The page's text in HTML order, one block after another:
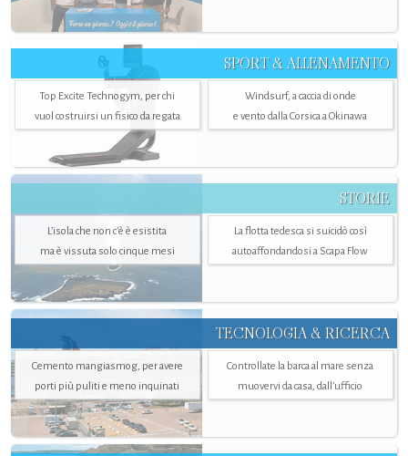
SPORT & ALLENAMENTO
Top Excite Technogym, per chi
vuol costruirsi un fisico da regata
Windsurf, a caccia di onde
e vento dalla Corsica a Okinawa
STORIE
L’isola che non c'è è esistita
ma è vissuta solo cinque mesi
La flotta tedesca si suicidò così
autoaffondandosi a Scapa Flow
TECNOLOGIA & RICERCA
Cemento mangiasmog, per avere
porti più puliti e meno inquinati
Controllate la barca al mare senza
muovervi da casa, dall’ufficio